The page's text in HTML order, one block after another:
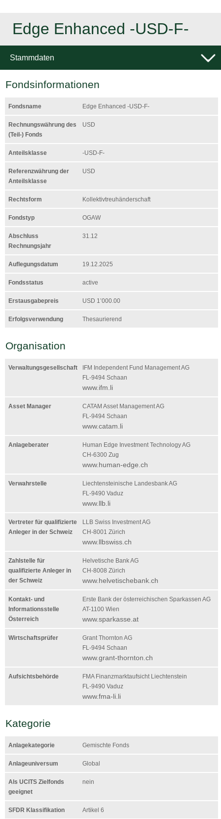
Edge Enhanced -USD-F-
Stammdaten
Fondsinformationen
Fondsname Edge Enhanced -USD-F-
Rechnungswährung des
(Teil-) Fonds
USD
Anteilsklasse -USD-F-
Referenzwährung der
Anteilsklasse
USD
Rechtsform Kollektivtreuhän­derschaft
Fondstyp OGAW
Abschluss
Rechnungsjahr
31.12
Auflegungsdatum 19.12.2025
Fondsstatus active
Erstausgabepreis USD 1’000.00
Erfolgsverwendung Thesaurierend
Organisation
Verwaltungs­gesellschaft
IFM Independent Fund Management AG
FL-9494 Schaan
www.ifm.li
Asset Manager
CATAM Asset Management AG
FL-9494 Schaan
www.catam.li
Anlageberater
Human Edge Investment Technology AG
CH-6300 Zug
www.human-edge.ch
Verwahrstelle
Liechtensteinische Landesbank AG
FL-9490 Vaduz
www.llb.li
Vertreter für qualifizierte
Anleger in der Schweiz
LLB Swiss Investment AG
CH-8001 Zürich
www.llbswiss.ch
Zahlstelle für
qualifizierte Anleger in
der Schweiz
Helvetische Bank AG
CH-8008 Zürich
www.helvetischebank.ch
Kontakt- und
Informationsstelle
Österreich
Erste Bank der österreichischen Sparkassen AG
AT-1100 Wien
www.sparkasse.at
Wirtschaftsprüfer
Grant Thornton AG
FL-9494 Schaan
www.grant-thornton.ch
Aufsichtsbehörde
FMA Finanzmarktaufsicht Liechtenstein
FL-9490 Vaduz
www.fma-li.li
Kategorie
Anlagekategorie Gemischte Fonds
Anlageuniversum Global
Als UCITS Zielfonds
geeignet
nein
SFDR Klassifikation Artikel 6